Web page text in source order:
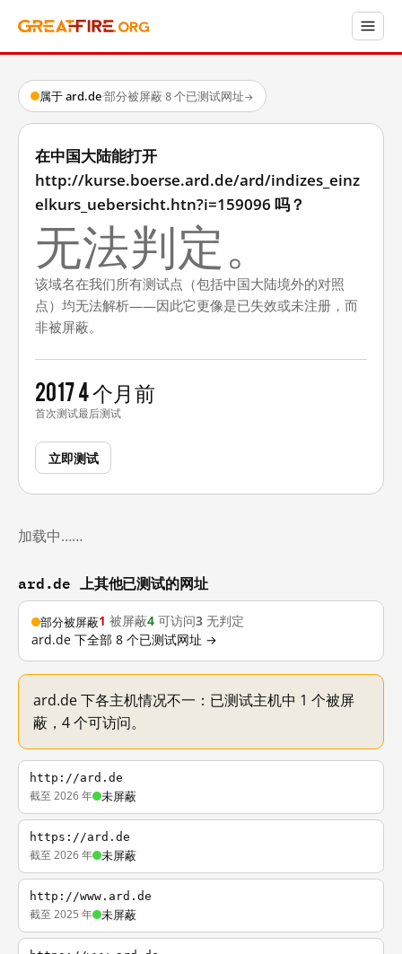
属于 ard.de·部分被屏蔽·8 个已测试网址→
在中国大陆能打开
http://kurse.boerse.ard.de/ard/indizes_einz
elkurs_uebersicht.htn?i=159096 吗？
无法判定。
该域名在我们所有测试点（包括中国大陆境外的对照
点）均无法解析——因此它更像是已失效或未注册，而
非被屏蔽。
2017
首次测试
4 个月前
最后测试
立即测试
加载中……
ard.de 上其他已测试的网址
部分被屏蔽1 被屏蔽4 可访问3 无判定
ard.de 下全部 8 个已测试网址 →
ard.de 下各主机情况不一：已测试主机中 1 个被屏
蔽，4 个可访问。
http://ard.de
截至 2026 年 未屏蔽
https://ard.de
截至 2026 年 未屏蔽
http://www.ard.de
截至 2025 年 未屏蔽